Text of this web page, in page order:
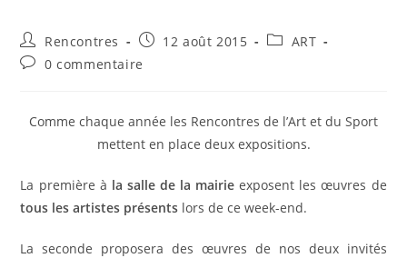
Auteur/autrice
de
la
Rencontres
Publication
12 août 2015
PostART
Commentaires
publication :
0 commentaire
Comme chaque année les Rencontres de l’Art et du Sport
mettent en place deux expositions.
La première à la salle de la mairieexposent les œuvres de
tous les artistes présents lors de ce week-end.
La seconde proposera des œuvres de nos deux invités